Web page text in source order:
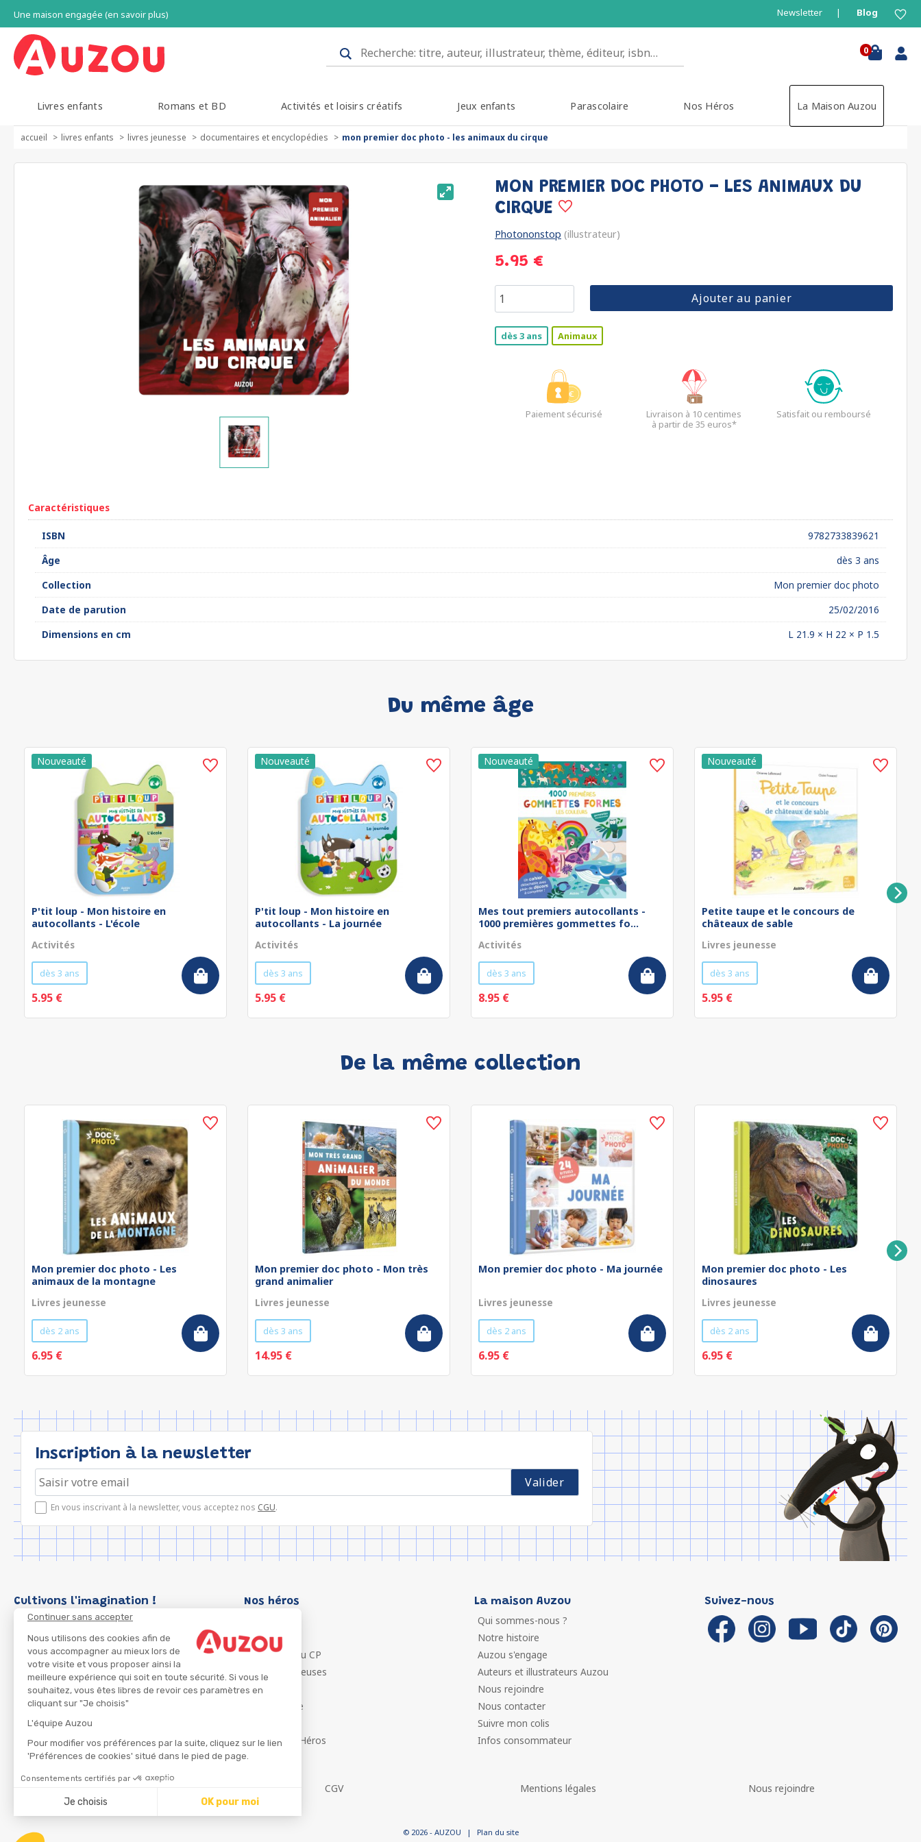
Continuer sans accepter
Nous utilisons des cookies afin de
vous accompagner au mieux lors de
votre visite et vous proposer ainsi la
meilleure expérience qui soit en toute sécurité. Si vous le
souhaitez, vous êtes libres de revoir ces paramètres en
cliquant sur "Je choisis"
L'équipe Auzou
Pour modifier vos préférences par la suite, cliquez sur le lien
'Préférences de cookies' situé dans le pied de page.
Consentements certifiés par
Je choisis OK pour moi
Une maison engagée (en savoir plus) Newsletter Blog
0
Livres enfants Romans et BD Activités et loisirs créatifs Jeux enfants Parascolaire Nos Héros La Maison Auzou
accueil livres enfants livres jeunesse documentaires et encyclopédies mon premier doc photo - les animaux du cirque
MON PREMIER DOC PHOTO - LES ANIMAUX DU
CIRQUE
Photononstop (illustrateur)
5.95 €
Ajouter au panier
dès 3 ans Animaux
Paiement sécurisé
Livraison à 10 centimes
à partir de 35 euros*
Satisfait ou remboursé
Caractéristiques
ISBN
9782733839621
Âge
dès 3 ans
Collection
Mon premier doc photo
Date de parution
25/02/2016
Dimensions en cm
L 21.9 × H 22 × P 1.5
Du même âge
P'tit loup - Mon histoire en
autocollants - L'école
Activités
dès 3 ans
5.95 €
P'tit loup - Mon histoire en
autocollants - La journée
Activités
dès 3 ans
5.95 €
Mes tout premiers autocollants -
1000 premières gommettes fo...
Activités
dès 3 ans
8.95 €
Petite taupe et le concours de
châteaux de sable
Livres jeunesse
dès 3 ans
5.95 €
De la même collection
Mon premier doc photo - Les
animaux de la montagne
Livres jeunesse
dès 2 ans
6.95 €
Mon premier doc photo - Mon très
grand animalier
Livres jeunesse
dès 3 ans
14.95 €
Mon premier doc photo - Ma journée
Livres jeunesse
dès 2 ans
6.95 €
Mon premier doc photo - Les
dinosaures
Livres jeunesse
dès 2 ans
6.95 €
Inscription à la newsletter
En vous inscrivant à la newsletter, vous acceptez nos CGU.
Cultivons l'imagination ! Nos héros
P'tit Loup
Les Héros du CP
Les Influenceuses
Migali
Petite Taupe
Ma Boîte à Héros
La maison Auzou
Qui sommes-nous ?
Notre histoire
Auzou s'engage
Auteurs et illustrateurs Auzou
Nous rejoindre
Nous contacter
Suivre mon colis
Infos consommateur
Suivez-nous
CGV Mentions légales Nous rejoindre
© 2026 - AUZOU | Plan du site